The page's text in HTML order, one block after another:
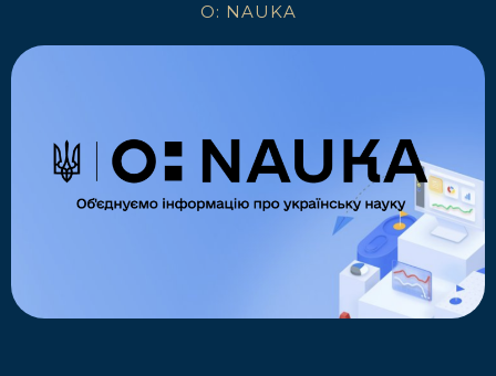
O: NAUKA